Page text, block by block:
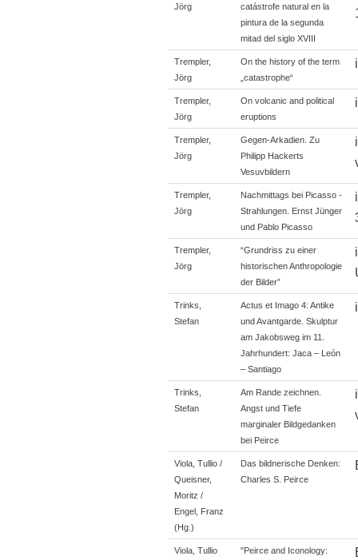
Jörg
catástrofe natural en la
pintura de la segunda
mitad del siglo XVIII
Trempler,
Jörg
On the history of the term
„catastrophe“
Trempler,
Jörg
On volcanic and political
eruptions
Trempler,
Jörg
Gegen-Arkadien. Zu
Philipp Hackerts
Vesuvbildern
Trempler,
Jörg
Nachmittags bei Picasso -
Strahlungen. Ernst Jünger
und Pablo Picasso
Trempler,
Jörg
“Grundriss zu einer
historischen Anthropologie
der Bilder”
Trinks,
Stefan
Actus et Imago 4: Antike
und Avantgarde. Skulptur
am Jakobsweg im 11.
Jahrhundert: Jaca – León
– Santiago
Trinks,
Stefan
Am Rande zeichnen.
Angst und Tiefe
marginaler Bildgedanken
bei Peirce
Viola, Tullio /
Queisner,
Moritz /
Engel, Franz
(Hg.)
Das bildnerische Denken:
Charles S. Peirce
Viola, Tullio
"Peirce and Iconology: